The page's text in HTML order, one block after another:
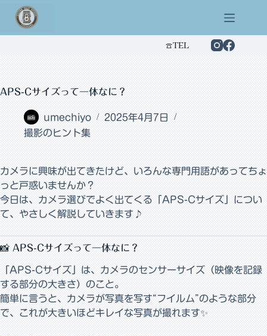
ツ
へ
ス
キ
ッ
プ
☎︎TEL
APS-Cサイズって一体なに？
umechiyo
2025年4月7日
撮影のヒント集
カメラに興味が出てきたけど、いろんな専門用語があってちょ
っと戸惑いませんか？
今日は、カメラ選びでよく出てくる「APS-Cサイズ」につい
て、やさしく解説していきます♪
📸 APS-Cサイズって一体なに？
「APS-Cサイズ」は、カメラのセンサーサイズ（映像を記録
する部分の大きさ）のこと。
簡単に言うと、カメラが写真を写す“フイルム”のような部分
で、これが大きいほどキレイな写真が撮れます✨